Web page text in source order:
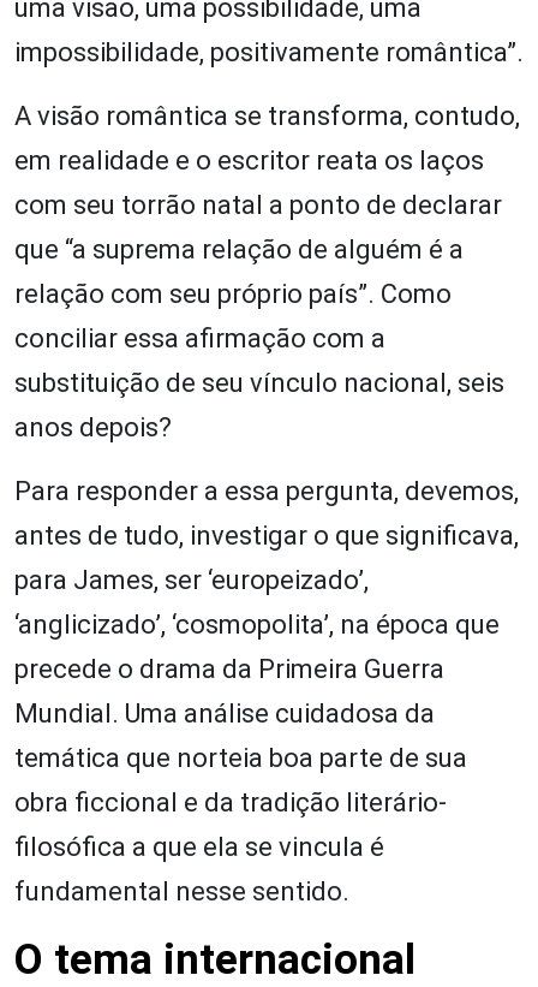
uma visão, uma possibilidade, uma
impossibilidade, positivamente romântica”.
A visão romântica se transforma, contudo,
em realidade e o escritor reata os laços
com seu torrão natal a ponto de declarar
que “a suprema relação de alguém é a
relação com seu próprio país”. Como
conciliar essa afirmação com a
substituição de seu vínculo nacional, seis
anos depois?
Para responder a essa pergunta, devemos,
antes de tudo, investigar o que significava,
para James, ser ‘europeizado’,
‘anglicizado’, ‘cosmopolita’, na época que
precede o drama da Primeira Guerra
Mundial. Uma análise cuidadosa da
temática que norteia boa parte de sua
obra ficcional e da tradição literário-
filosófica a que ela se vincula é
fundamental nesse sentido.
O tema internacional